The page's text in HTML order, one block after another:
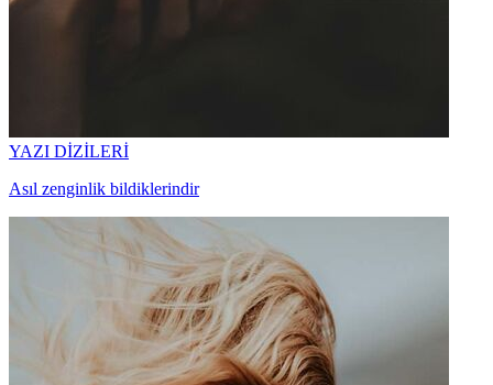
YAZI DİZİLERİ
Asıl zenginlik bildiklerindir